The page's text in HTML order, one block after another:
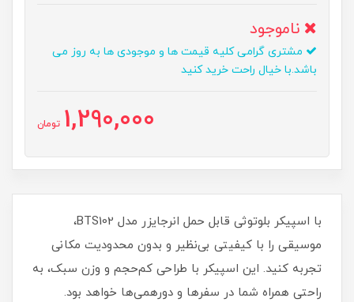
ناموجود
مشتری گرامی کلیه قیمت ها و موجودی ها به روز می
باشد.با خیال راحت خرید کنید
1,290,000 تومان
با اسپیکر بلوتوثی قابل حمل انرجایزر مدل BTS102،
موسیقی را با کیفیتی بی‌نظیر و بدون محدودیت مکانی
تجربه کنید. این اسپیکر با طراحی کم‌حجم و وزن سبک، به
راحتی همراه شما در سفرها و دورهمی‌ها خواهد بود.